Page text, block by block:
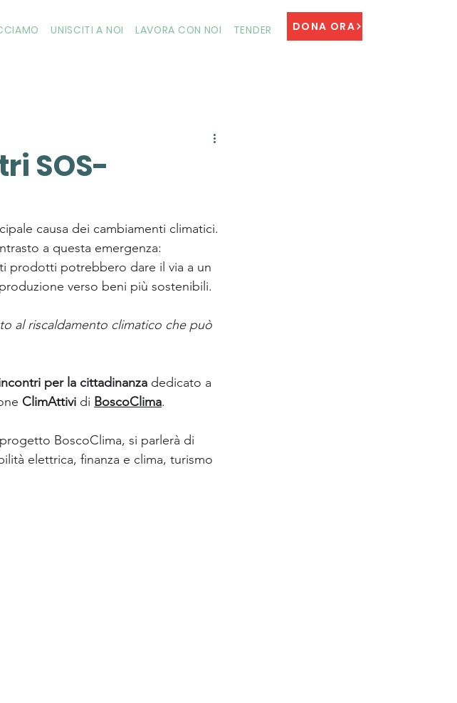
UNISCITI A NOI LAVORA CON NOI TENDER DONA ORA
SOS-
causa dei cambiamenti climatici.
a questa emergenza:
prodotti potrebbero dare il via a un
verso beni più sostenibili.
al riscaldamento climatico che può
per la cittadinanza dedicato a
ClimAttivi di BoscoClima.
BoscoClima, si parlerà di
elettrica, finanza e clima, turismo